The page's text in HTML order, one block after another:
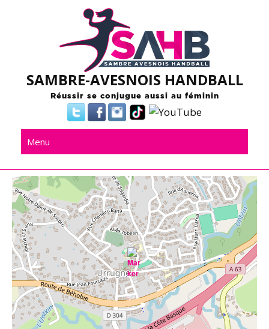
SAMBRE-AVESNOIS HANDBALL
Réussir se conjugue aussi au féminin
Menu